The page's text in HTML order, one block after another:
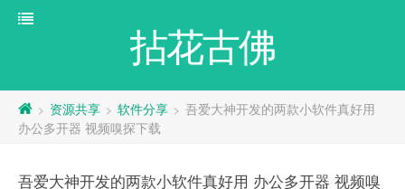
拈花古佛
> 资源共享 > 软件分享 > 吾爱大神开发的两款小软件真好用
办公多开器 视频嗅探下载
吾爱大神开发的两款小软件真好用 办公多开器 视频嗅